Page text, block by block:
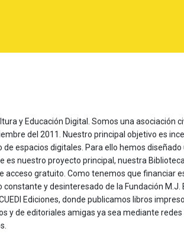
y Educación Digital. Somos una asociación
del 2011. Nuestro principal objetivo es
espacios digitales. Para ello hemos diseñado
nuestro proyecto principal, nuestra Biblioteca
gratuito. Como tenemos que financiar
y desinteresado de la Fundación M.J.
Ediciones, donde publicamos libros
y de editoriales amigas ya sea mediante